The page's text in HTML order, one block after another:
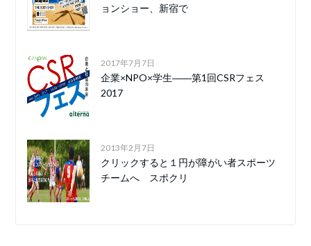
ョンショー、新宿で
2017年7月7日
企業×NPO×学生――第1回CSRフェス
2017
2013年2月7日
クリックすると１円が障がい者スポーツ
チームへ スポクリ